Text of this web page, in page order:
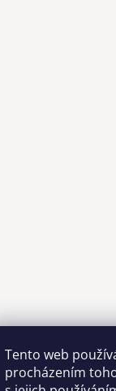
Tento web
procházením